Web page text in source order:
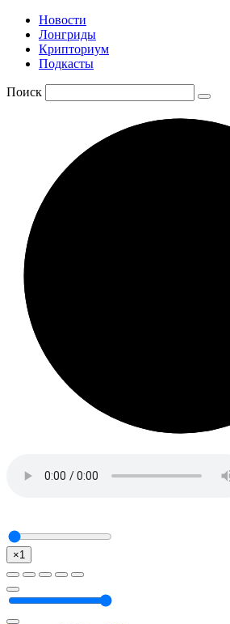
Новости
Лонгриды
Крипториум
Подкасты
Поиск
×1